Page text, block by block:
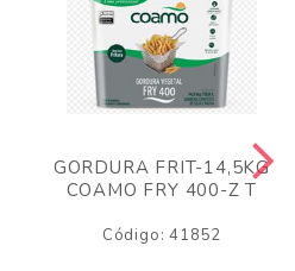
GORDURA FRIT-14,5KG
COAMO FRY 400-Z T
Código: 41852